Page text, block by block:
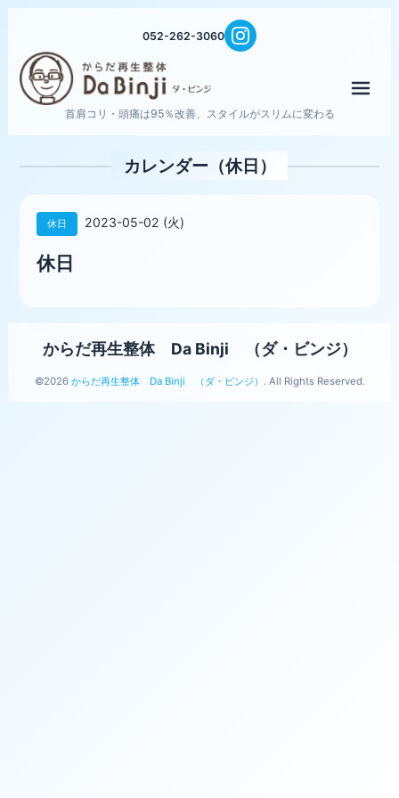
052-262-3060
首肩コリ・頭痛は95％改善、スタイルがスリムに変わる
カレンダー（休日）
休日 2023-05-02 (火)
休日
からだ再生整体 Da Binji （ダ・ビンジ）
©2026 からだ再生整体 Da Binji （ダ・ビンジ） . All Rights Reserved.